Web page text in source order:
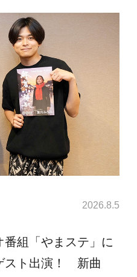
2026.8.5
組「やまステ」に
スト出演！ 新曲